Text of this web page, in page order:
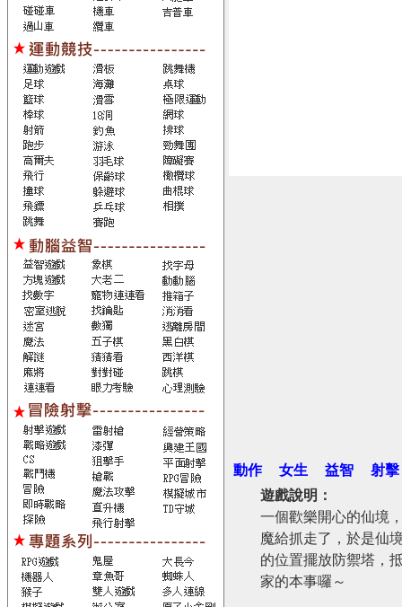
動作 女生 益智
射擊
遊戲說明：
一個歡樂開心的仙境
魔給抓走了，於是仙
的位置擺放防禦塔，
家的本事囉～